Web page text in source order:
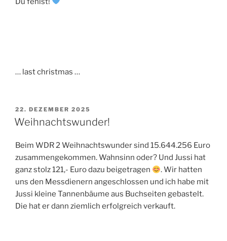
… last christmas …
VERÖFFENTLICHT
AM
22. DEZEMBER 2025
Weihnachtswunder!
Beim WDR 2 Weihnachtswunder sind 15.644.256 Euro
zusammengekommen. Wahnsinn oder? Und Jussi hat
ganz stolz 121,- Euro dazu beigetragen
. Wir hatten
uns den Messdienern angeschlossen und ich habe mit
Jussi kleine Tannenbäume aus Buchseiten gebastelt.
Die hat er dann ziemlich erfolgreich verkauft.